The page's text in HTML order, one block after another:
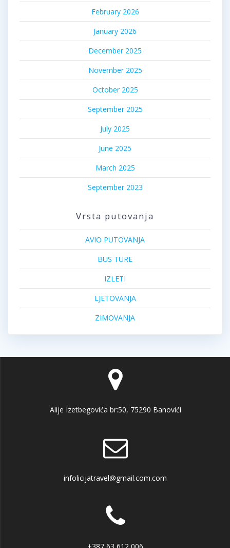
February 2026
January 2026
December 2025
November 2025
October 2025
September 2025
July 2025
June 2025
March 2025
September 2023
Vrsta putovanja
AVIO PUTOVANJA
BUS TURE
IZLETI
LJETOVANJA
ZIMOVANJA
Alije Izetbegovića br:50, 75290 Banovići
infolicijatravel@gmail.com.com